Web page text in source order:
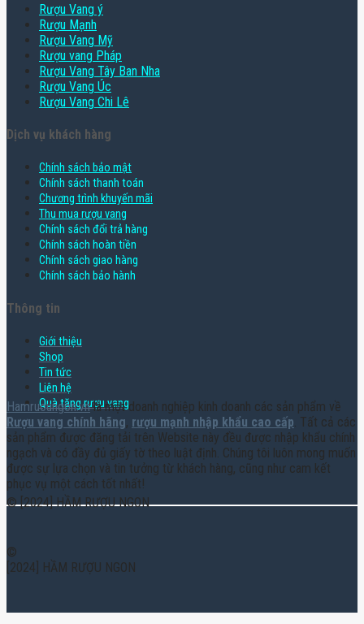
Rượu Vang ý
Rượu Mạnh
Rượu Vang Mỹ
Rượu vang Pháp
Rượu Vang Tây Ban Nha
Rượu Vang Úc
Rượu Vang Chi Lê
Dịch vụ khách hàng
Chính sách bảo mật
Chính sách thanh toán
Chương trình khuyến mãi
Thu mua rượu vang
Chính sách đổi trả hàng
Chính sách hoàn tiền
Chính sách giao hàng
Chính sách bảo hành
Thông tin
Giới thiệu
Shop
Tin tức
Liên hệ
Quà tặng rượu vang
Hamruoungon.vnlà một doanh nghiệp kinh doanh các sản phẩm về
Rượu vang chính hãng, rượu mạnh nhập khẩu cao cấp. Tất cả các
sản phẩm được đăng tải trên Website này đều được nhập khẩu chính
ngạch và có đầy đủ giấy tờ theo luật định. Chúng tôi luôn mong muốn
được sự lựa chọn và tin tưởng từ khách hàng, cũng như cam kết
phục vụ một cách tốt nhất!
© [2024] HẦM RƯỢU NGON
©
[2024] HẦM RƯỢU NGON